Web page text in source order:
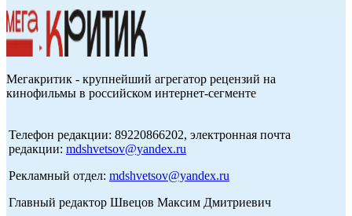
Мегакритик - крупнейший агрегатор рецензий на
кинофильмы в российском интернет-сегменте
Телефон редакции: 89220866202, электронная почта
редакции: mdshvetsov@yandex.ru
Рекламный отдел: mdshvetsov@yandex.ru
Главный редактор Швецов Максим Дмитриевич